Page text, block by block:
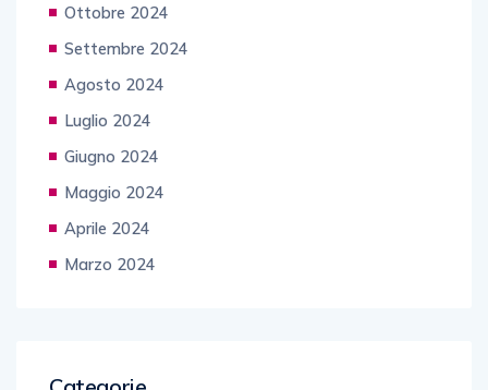
Ottobre 2024
Settembre 2024
Agosto 2024
Luglio 2024
Giugno 2024
Maggio 2024
Aprile 2024
Marzo 2024